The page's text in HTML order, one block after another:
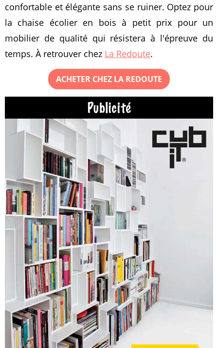
confortable et élégante sans se ruiner. Optez pour
la chaise écolier en bois à petit prix pour un
mobilier de qualité qui résistera à l'épreuve du
temps. À retrouver chez La Redoute.
ACHETER CHEZ LA REDOUTE